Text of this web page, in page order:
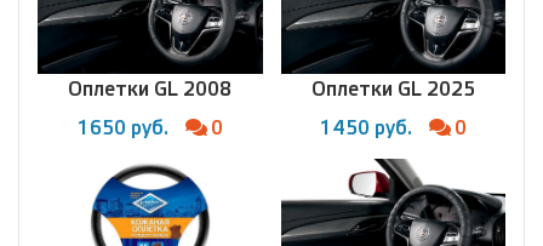
Оплетки GL 2008
1650 руб. 0
Оплетки GL 2025
1450 руб. 0